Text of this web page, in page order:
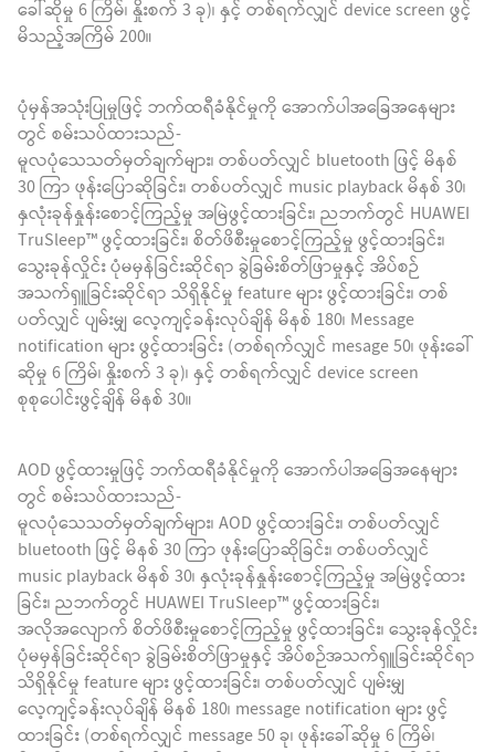
ခေါ်ဆိုမှု 6 ကြိမ်၊ နှိုးစက် 3 ခု)၊ နှင့် တစ်ရက်လျှင် device screen ဖွင့်
မိသည့်အကြိမ် 200။
ပုံမှန်အသုံးပြုမှုဖြင့် ဘက်ထရီခံနိုင်မှုကို အောက်ပါအခြေအနေများ
တွင် စမ်းသပ်ထားသည်-
မူလပုံသေသတ်မှတ်ချက်များ၊ တစ်ပတ်လျှင် bluetooth ဖြင့် မိနစ်
30 ကြာ ဖုန်းပြောဆိုခြင်း၊ တစ်ပတ်လျှင် music playback မိနစ် 30၊
နှလုံးခုန်နှုန်းစောင့်ကြည့်မှု အမြဲဖွင့်ထားခြင်း၊ ညဘက်တွင် HUAWEI
TruSleep™ ဖွင့်ထားခြင်း၊ စိတ်ဖိစီးမှုစောင့်ကြည့်မှု ဖွင့်ထားခြင်း၊
သွေးခုန်လှိုင်း ပုံမမှန်ခြင်းဆိုင်ရာ ခွဲခြမ်းစိတ်ဖြာမှုနှင့် အိပ်စဉ်
အသက်ရှူခြင်းဆိုင်ရာ သိရှိနိုင်မှု feature များ ဖွင့်ထားခြင်း၊ တစ်
ပတ်လျှင် ပျမ်းမျှ လေ့ကျင့်ခန်းလုပ်ချိန် မိနစ် 180၊ Message
notification များ ဖွင့်ထားခြင်း (တစ်ရက်လျှင် mesage 50၊ ဖုန်းခေါ်
ဆိုမှု 6 ကြိမ်၊ နှိုးစက် 3 ခု)၊ နှင့် တစ်ရက်လျှင် device screen
စုစုပေါင်းဖွင့်ချိန် မိနစ် 30။
AOD ဖွင့်ထားမှုဖြင့် ဘက်ထရီခံနိုင်မှုကို အောက်ပါအခြေအနေများ
တွင် စမ်းသပ်ထားသည်-
မူလပုံသေသတ်မှတ်ချက်များ၊ AOD ဖွင့်ထားခြင်း၊ တစ်ပတ်လျှင်
bluetooth ဖြင့် မိနစ် 30 ကြာ ဖုန်းပြောဆိုခြင်း၊ တစ်ပတ်လျှင်
music playback မိနစ် 30၊ နှလုံးခုန်နှုန်းစောင့်ကြည့်မှု အမြဲဖွင့်ထား
ခြင်း၊ ညဘက်တွင် HUAWEI TruSleep™ ဖွင့်ထားခြင်း၊
အလိုအလျောက် စိတ်ဖိစီးမှုစောင့်ကြည့်မှု ဖွင့်ထားခြင်း၊ သွေးခုန်လှိုင်း
ပုံမမှန်ခြင်းဆိုင်ရာ ခွဲခြမ်းစိတ်ဖြာမှုနှင့် အိပ်စဉ်အသက်ရှူခြင်းဆိုင်ရာ
သိရှိနိုင်မှု feature များ ဖွင့်ထားခြင်း၊ တစ်ပတ်လျှင် ပျမ်းမျှ
လေ့ကျင့်ခန်းလုပ်ချိန် မိနစ် 180၊ message notification များ ဖွင့်
ထားခြင်း (တစ်ရက်လျှင် message 50 ခု၊ ဖုန်းခေါ်ဆိုမှု 6 ကြိမ်၊